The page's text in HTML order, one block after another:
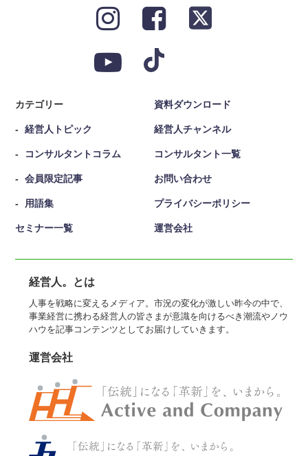
カテゴリー
経営人トピック
コンサルタントコラム
会員限定記事
用語集
セミナー一覧
資料ダウンロード
経営人チャンネル
コンサルタント一覧
お問い合わせ
プライバシーポリシー
運営会社
経営人。とは
人事を戦略に変えるメディア。市況の変化が激しい昨今の中で、
事業経営に携わる経営人の皆さまが意識を向けるべき潮流やノウ
ハウを記事コンテンツとしてお届けしていきます。
運営会社